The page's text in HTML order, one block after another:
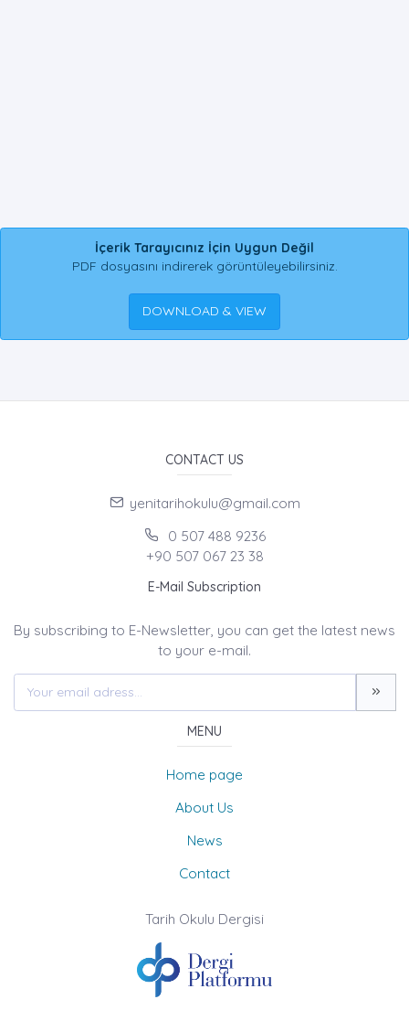
İçerik Tarayıcınız İçin Uygun Değil
PDF dosyasını indirerek görüntüleyebilirsiniz.
DOWNLOAD & VIEW
CONTACT US
yenitarihokulu@gmail.com
0 507 488 9236
+90 507 067 23 38
E-Mail Subscription
By subscribing to E-Newsletter, you can get the latest news
to your e-mail.
MENU
Home page
About Us
News
Contact
Tarih Okulu Dergisi